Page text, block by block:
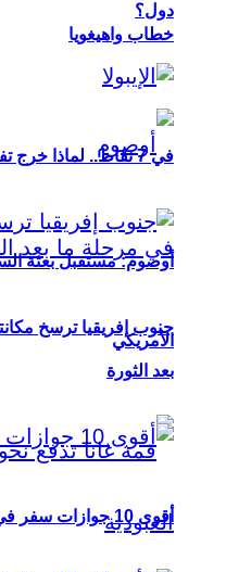
خطاب واهيغويا
أوصوم: مستقبل بعثة
الأمريكي
دول؟
في 7 نقاط.. لماذا خرج تفشي وباء إيبولا عن السيطرة؟
جنوب إفريقيا ترسخ
بعد الثورة
أقوى 10 جوازات سفر في إفريقيا لعام 2026